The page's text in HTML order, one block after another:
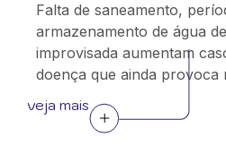
Falta de saneamento,
armazenamento de água
improvisada aumentam
doença que ainda provoca
veja mais